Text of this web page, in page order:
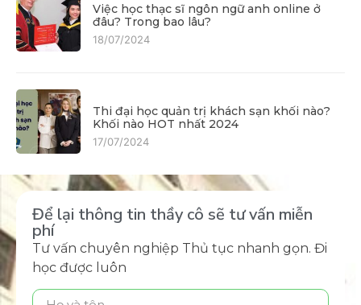
Việc học thạc sĩ ngôn ngữ anh online ở
đâu? Trong bao lâu?
18/07/2024
Thi đại học quản trị khách sạn khối nào?
Khối nào HOT nhất 2024
17/07/2024
Để lại thông tin thầy cô sẽ tư vấn miễn
phí
Tư vấn chuyên nghiệp Thủ tục nhanh gọn. Đi
học được luôn